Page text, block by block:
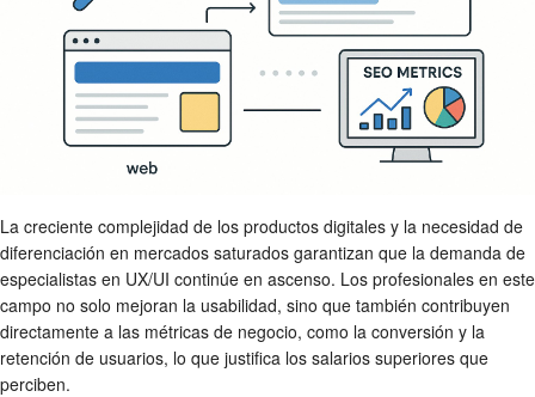
La creciente complejidad de los productos digitales y la necesidad de
diferenciación en mercados saturados garantizan que la demanda de
especialistas en UX/UI continúe en ascenso. Los profesionales en este
campo no solo mejoran la usabilidad, sino que también contribuyen
directamente a las métricas de negocio, como la conversión y la
retención de usuarios, lo que justifica los salarios superiores que
perciben.